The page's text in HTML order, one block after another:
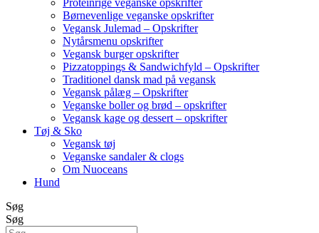
Børnevenlige veganske opskrifter
Vegansk Julemad – Opskrifter
Nytårsmenu opskrifter
Vegansk burger opskrifter
Pizzatoppings & Sandwichfyld – Opskrifter
Traditionel dansk mad på vegansk
Vegansk pålæg – Opskrifter
Veganske boller og brød – opskrifter
Vegansk kage og dessert – opskrifter
Tøj & Sko
Vegansk tøj
Veganske sandaler & clogs
Om Nuoceans
Hund
Søg
Søg